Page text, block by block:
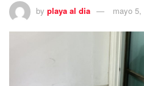
by playa al dia mayo 5,